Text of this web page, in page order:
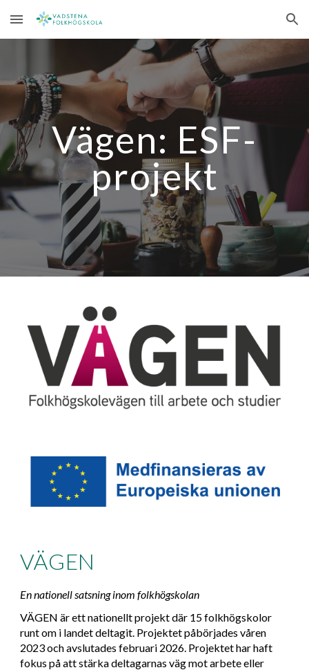
Skip to main content Skip to navigation
Vägen: ESF-
projekt
VÄGEN
En nationell satsning inom folkhögskolan
VÄGEN är ett nationellt projekt där 15 folkhögskolor
runt om i landet deltagit. Projektet påbörjades våren
2023 och avslutades februari 2026. Projektet har haft
fokus på att stärka deltagarnas väg mot arbete eller